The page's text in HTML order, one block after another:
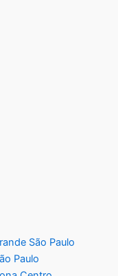
São Paulo
Paulo